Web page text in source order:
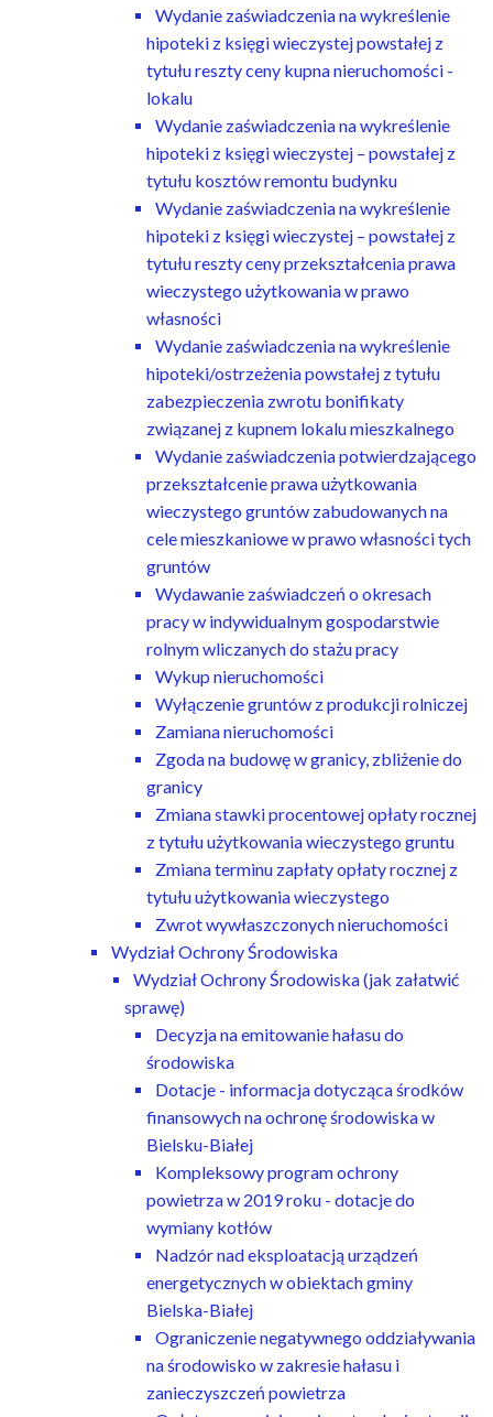
Wydanie zaświadczenia na wykreślenie
hipoteki z księgi wieczystej powstałej z
tytułu reszty ceny kupna nieruchomości -
lokalu
Wydanie zaświadczenia na wykreślenie
hipoteki z księgi wieczystej – powstałej z
tytułu kosztów remontu budynku
Wydanie zaświadczenia na wykreślenie
hipoteki z księgi wieczystej – powstałej z
tytułu reszty ceny przekształcenia prawa
wieczystego użytkowania w prawo
własności
Wydanie zaświadczenia na wykreślenie
hipoteki/ostrzeżenia powstałej z tytułu
zabezpieczenia zwrotu bonifikaty
związanej z kupnem lokalu mieszkalnego
Wydanie zaświadczenia potwierdzającego
przekształcenie prawa użytkowania
wieczystego gruntów zabudowanych na
cele mieszkaniowe w prawo własności tych
gruntów
Wydawanie zaświadczeń o okresach
pracy w indywidualnym gospodarstwie
rolnym wliczanych do stażu pracy
Wykup nieruchomości
Wyłączenie gruntów z produkcji rolniczej
Zamiana nieruchomości
Zgoda na budowę w granicy, zbliżenie do
granicy
Zmiana stawki procentowej opłaty rocznej
z tytułu użytkowania wieczystego gruntu
Zmiana terminu zapłaty opłaty rocznej z
tytułu użytkowania wieczystego
Zwrot wywłaszczonych nieruchomości
Wydział Ochrony Środowiska
Wydział Ochrony Środowiska (jak załatwić
sprawę)
Decyzja na emitowanie hałasu do
środowiska
Dotacje - informacja dotycząca środków
finansowych na ochronę środowiska w
Bielsku-Białej
Kompleksowy program ochrony
powietrza w 2019 roku - dotacje do
wymiany kotłów
Nadzór nad eksploatacją urządzeń
energetycznych w obiektach gminy
Bielska-Białej
Ograniczenie negatywnego oddziaływania
na środowisko w zakresie hałasu i
zanieczyszczeń powietrza